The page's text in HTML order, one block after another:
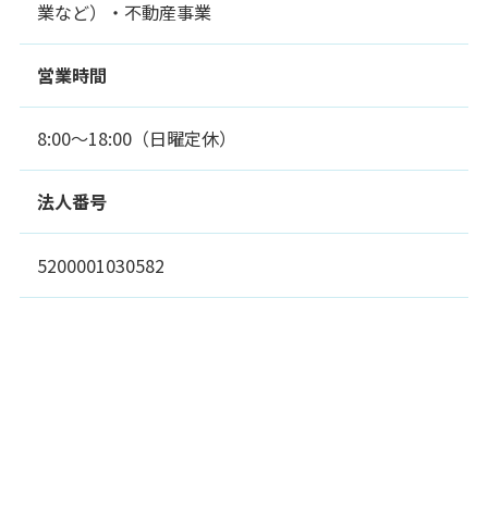
業など）・不動産事業
営業時間
8:00～18:00（日曜定休）
法人番号
5200001030582